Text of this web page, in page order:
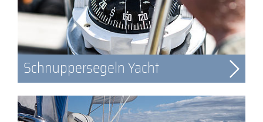
Schnuppersegeln Yacht